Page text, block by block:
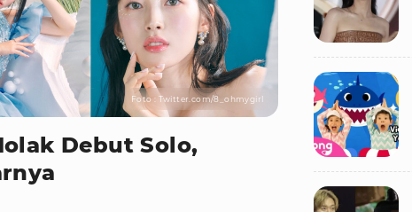
Foto : Twitter.com/8_ohmygirl
Debut Solo,